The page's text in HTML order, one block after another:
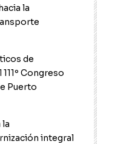
la
de
Congreso
Puerto
integral